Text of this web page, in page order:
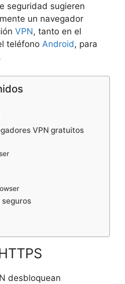
seguridad sugieren
un navegador
VPN, tanto en el
teléfono Android, para
VPN gratuitos
desbloquean